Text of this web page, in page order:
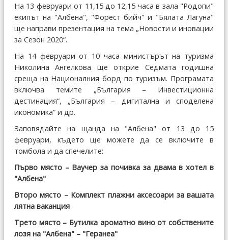
На 13 февруари от 11,15 до 12,15 часа в зала "Родопи"
екипът на "Албена", "Форест бийч" и "Бялата Лагуна"
ще направи презентация на тема „Новости и иновации
за Сезон 2020“.
На 14 февруари от 10 часа министърът на туризма
Николина Ангелкова ще открие Седмата годишна
среща на Националния борд по туризъм. Програмата
включва темите „България – Инвестиционна
дестинация“, „България – дигитална и споделена
икономика“ и др.
Заповядайте на щанда на "Албена" от 13 до 15
февруари, където ще можете да се включите в
томбола и да спечелите:
Първо място – Ваучер за почивка за двама в хотел в
"Албена"
Второ място – Комплект плажни аксесоари за вашата
лятна ваканция
Трето място – Бутилка ароматно вино от собствените
лозя на "Албена" – "Геранеа"